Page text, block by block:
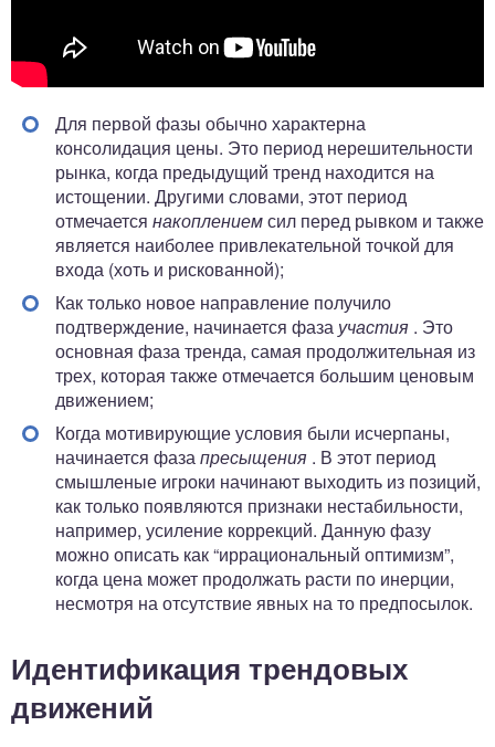
Для первой фазы обычно характерна
консолидация цены. Это период нерешительности
рынка, когда предыдущий тренд находится на
истощении. Другими словами, этот период
отмечается накоплениемсил перед рывком и также
является наиболее привлекательной точкой для
входа (хоть и рискованной);
Как только новое направление получило
подтверждение, начинается фаза участия . Это
основная фаза тренда, самая продолжительная из
трех, которая также отмечается большим ценовым
движением;
Когда мотивирующие условия были исчерпаны,
начинается фазапресыщения . В этот период
смышленые игроки начинают выходить из позиций,
как только появляются признаки нестабильности,
например, усиление коррекций. Данную фазу
можно описать как “иррациональный оптимизм”,
когда цена может продолжать расти по инерции,
несмотря на отсутствие явных на то предпосылок.
Идентификация трендовых
движений